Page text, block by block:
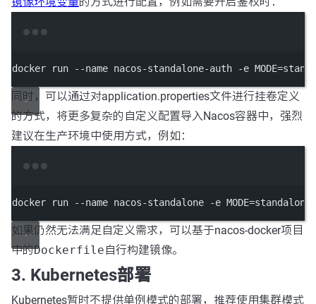
docker run --name nacos-standalone-auth -e MODE=
同时，可以通过对application.properties文件进行挂卷定义
的方式，将更多复杂的自定义配置导入Nacos容器中，强烈
建议在生产环境中使用方式，例如：
docker run --name nacos-standalone -e MODE=standalone
如果仍然无法满足自定义需求，可以基于nacos-docker项目
中的Dockerfile 自行构建镜像。
3. Kubernetes部署
Kubernetes暂时不提供单例模式的部署，推荐使用集群模式